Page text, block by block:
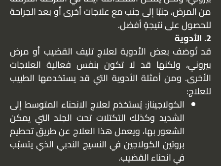
من المرض، جنبًا إلى جنب مع علاجات أخرى أو بعد الجراحة
للحصول على نتيجةٍ أفضل.
2. الأدوية
قد تُوصَف بعض الأدوية لعلاج تليف القضيب أو مرض
بيروني، ولكنها قد لا تكون بنفس فعالية العلاجات
الأخرى. ومن أمثلة الأدوية التي قد يستخدمها الطبيب
للعلاج:
الكولاجيناز: يُستخدَم لعلاج الانحناء المتوسط إلى
الشديد وكذلك التكتلات تحت الجلد التي يمكن
الشعور بها، ويعمل هذا العلاج عن طريق تحطيم
بروتين الكولاجين في النسيج الندبي الذي يتسبّب
في انحناء القضيب.